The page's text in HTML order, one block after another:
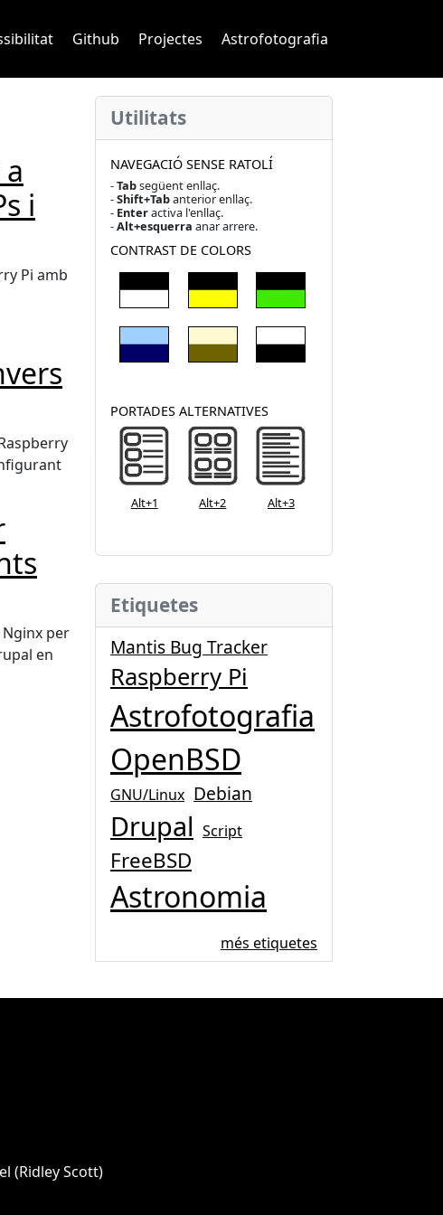
navigation
Github Projectes Astrofotografia
i
Pi amb
per
en
Utilitats
NAVEGACIÓ SENSE RATOLÍ
-Tabsegüent enllaç.
-Shift+Tabanterior enllaç.
- Enteractiva l'enllaç.
-Alt+esquerra anar arrere.
CONTRAST DE COLORS
PORTADES ALTERNATIVES
Alt+1 Alt+2 Alt+3
Etiquetes
Mantis Bug Tracker
Raspberry Pi
Astrofotografia
OpenBSD
GNU/Linux Debian
Drupal Script
FreeBSD
Astronomia
més etiquetes
(Ridley Scott)